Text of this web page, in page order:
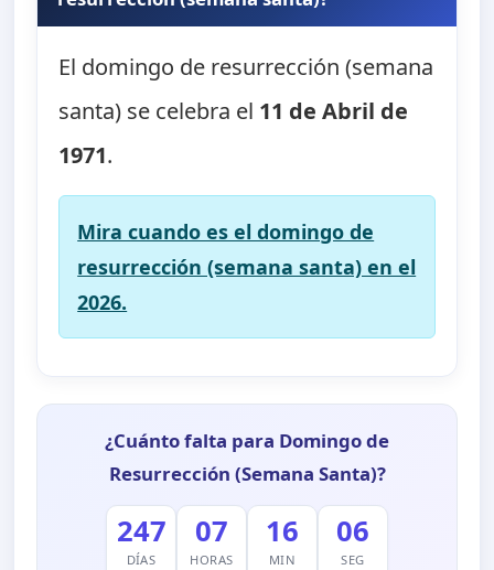
El domingo de resurrección (semana
santa) se celebra el 11 de Abril de
1971.
Mira cuando es el domingo de
resurrección (semana santa) en el
2026.
¿Cuánto falta para Domingo de
Resurrección (Semana Santa)?
247
DÍAS
07
HORAS
16
MIN
04
SEG